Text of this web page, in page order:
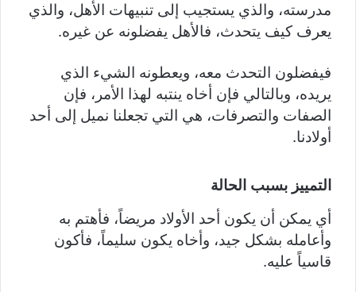
مدرسته، والذي يستجيب إلى تنبيهات الأهل، والذي
يعرف كيف يتحدث، فالأهل يفضلونه عن غيره.
فيفضلون التحدث معه، ويعطونه الشيء الذي
يريده، وبالتالي فإن أخاه ينتبه لهذا الأمر، فإن
الصفات والتصرفات، هي التي تجعلنا نميل إلى أحد
أولادنا.
التمييز بسبب الحالة
أي يمكن أن يكون أحد الأولاد مريضاً، فأهتم به
وأعامله بشكل جيد، وأخاه يكون سليماً، فأكون
قاسياً عليه.